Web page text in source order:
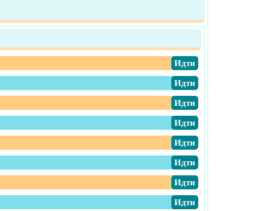
​Идти
​Идти
​Идти
​Идти
​Идти
​Идти
​Идти
​Идти